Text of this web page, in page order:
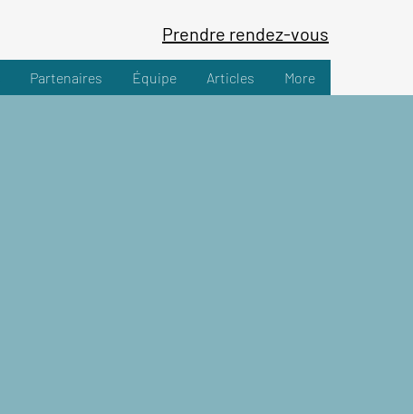
Prendre rendez-vous
Partenaires Équipe Articles More